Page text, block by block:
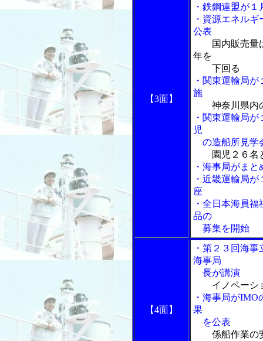
【3面】
・鉄鋼連盟が
・資源エネル
公表
国内販売量
年を
下回る
・関東運輸局
施
神奈川県内
・関東運輸局
児
の造船所見学
園児２６名
・海事局がま
・近畿運輸局
座
・全日本海員
品の
募集を開始
【4面】
・第２３回海
海事局
長が講演
イノベーシ
・海事局が
果
を公表
係船作業の